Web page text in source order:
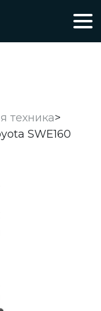
техника>
SWE160